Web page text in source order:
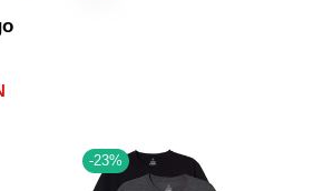
-23%